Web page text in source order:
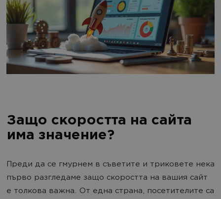
Защо скоростта на сайта
има значение?
Преди да се гмурнем в съветите и триковете нека
първо разгледаме защо скоростта на вашия сайт
е толкова важна. От една страна, посетителите са